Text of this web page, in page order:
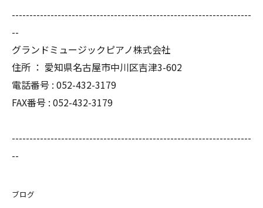
--------------------------------------------------------------------
--
グランドミュージックピアノ株式会社
住所 ： 愛知県名古屋市中川区吉津3-602
電話番号 : 052-432-3179
FAX番号 : 052-432-3179
--------------------------------------------------------------------
--
ブログ